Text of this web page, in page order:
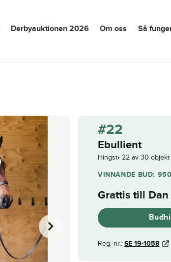
Derbyauktionen 2026 Om oss Så
#22
Ebullient
Hingst 22 av 30 objekt
VINNANDE BUD:
Grattis till
Reg. nr.: SE 19-1058